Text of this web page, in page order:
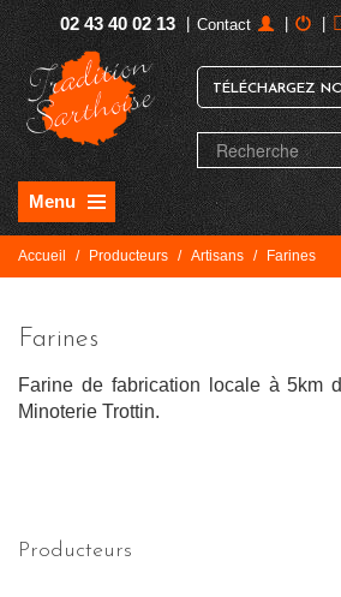
02 43 40 02 13 | Contact | |
TÉLÉCHARGEZ
Menu
Accueil / Producteurs / Artisans / Farines
Farines
Farine de fabrication locale à 5km
Minoterie Trottin.
Producteurs